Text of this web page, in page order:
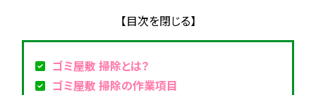
ゴミ屋敷 掃除とは？
ゴミ屋敷 掃除の作業項目